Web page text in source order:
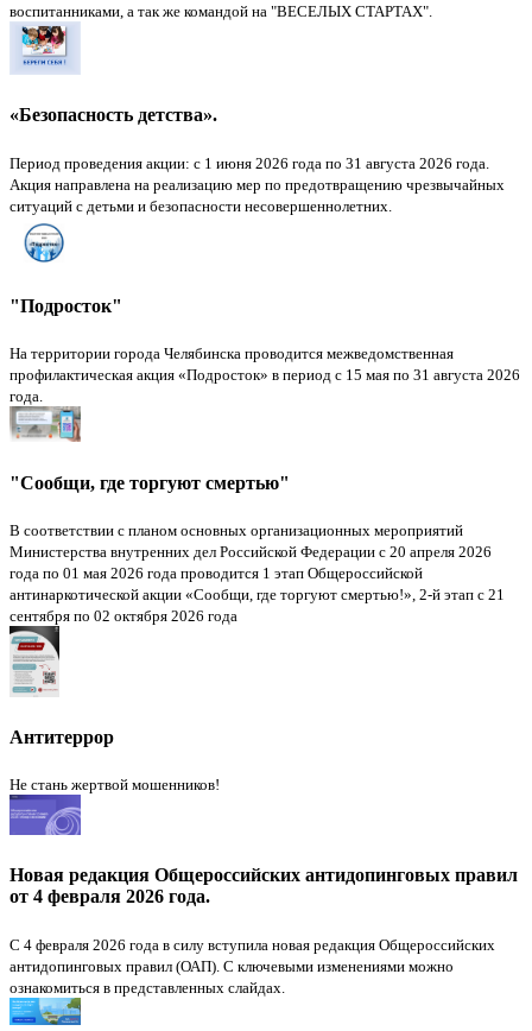
воспитанниками, а так же командой на "ВЕСЕЛЫХ СТАРТАХ".
«Безопасность детства».
Период проведения акции: с 1 июня 2026 года по 31 августа 2026 года.
Акция направлена на реализацию мер по предотвращению чрезвычайных
ситуаций с детьми и безопасности несовершеннолетних.
"Подросток"
На территории города Челябинска проводится межведомственная
профилактическая акция «Подросток» в период с 15 мая по 31 августа 2026
года.
"Сообщи, где торгуют смертью"
В соответствии с планом основных организационных мероприятий
Министерства внутренних дел Российской Федерации с 20 апреля 2026
года по 01 мая 2026 года проводится 1 этап Общероссийской
антинаркотической акции «Сообщи, где торгуют смертью!», 2-й этап с 21
сентября по 02 октября 2026 года
Антитеррор
Не стань жертвой мошенников!
Новая редакция Общероссийских антидопинговых правил
от 4 февраля 2026 года.
С 4 февраля 2026 года в силу вступила новая редакция Общероссийских
антидопинговых правил (ОАП). С ключевыми изменениями можно
ознакомиться в представленных слайдах.